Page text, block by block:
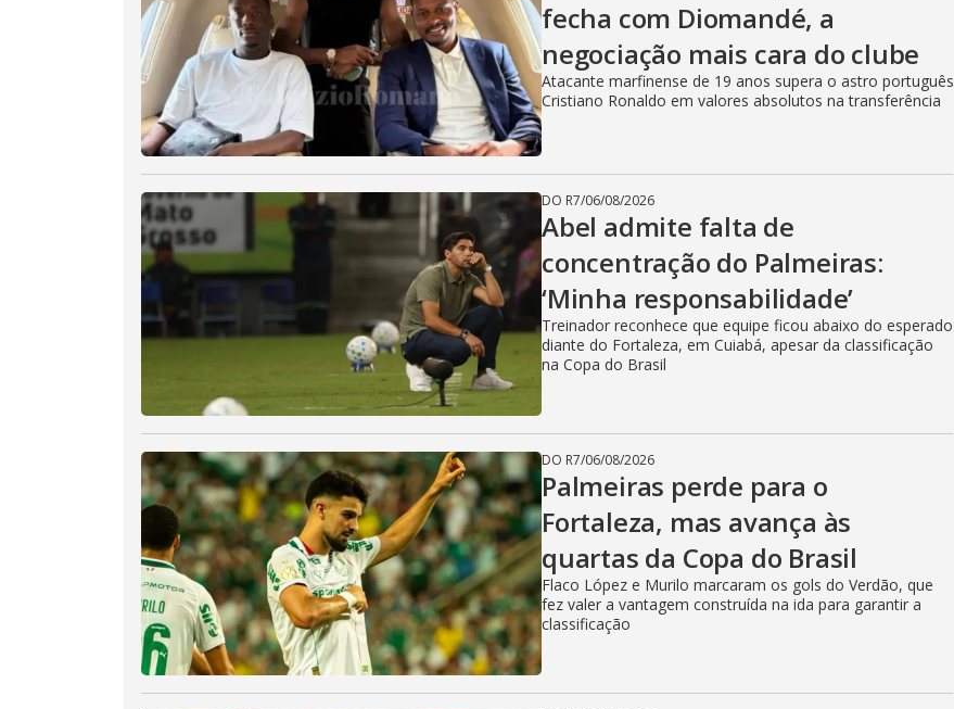
fecha com Diomandé, a
negociação mais cara do clube
Atacante marfinense de 19 anos supera o astro português
Cristiano Ronaldo em valores absolutos na transferência
DO R7/06/08/2026
Abel admite falta de
concentração do Palmeiras:
‘Minha responsabilidade’
Treinador reconhece que equipe ficou abaixo do esperado
diante do Fortaleza, em Cuiabá, apesar da classificação
na Copa do Brasil
DO R7/06/08/2026
Palmeiras perde para o
Fortaleza, mas avança às
quartas da Copa do Brasil
Flaco López e Murilo marcaram os gols do Verdão, que
fez valer a vantagem construída na ida para garantir a
classificação